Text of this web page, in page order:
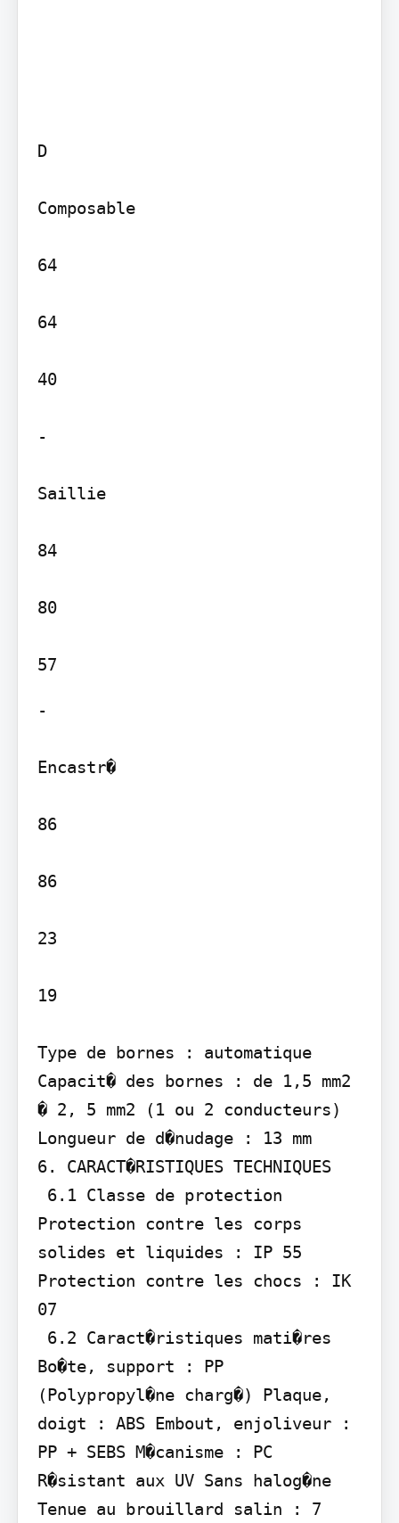
D
Composable
64
64
40
-
Saillie
84
80
-
Encastr�
86
86
23
19
Type de bornes : automatique
Capacit� des bornes : de 1,5 mm2
� 2, 5 mm2 (1 ou 2 conducteurs)
Longueur de d�nudage : 13 mm
6. CARACT�RISTIQUES TECHNIQUES
Protection contre les corps
solides et liquides : IP 55
Protection contre les chocs : IK
07
Bo�te, support : PP
(Polypropyl�ne charg�) Plaque,
doigt : ABS Embout, enjoliveur :
PP + SEBS M�canisme : PC
R�sistant aux UV Sans halog�ne
Tenue au brouillard salin : 7